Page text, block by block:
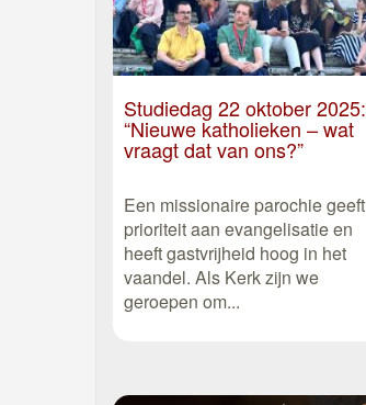
Studiedag 22 oktober 2025:
“Nieuwe katholieken – wat
vraagt dat van ons?”
Een missionaire parochie geeft
prioriteit aan evangelisatie en
heeft gastvrijheid hoog in het
vaandel. Als Kerk zijn we
geroepen om...